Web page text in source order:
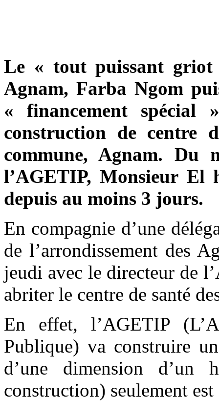
Le « tout puissant griot
Agnam, Farba Ngom
« financement
construction de centre
commune, Agnam. Du
l’AGETIP, Monsieur El
depuis au moins 3 jours.
En compagnie d’une
de l’arrondissement des
jeudi avec le directeur de
abriter le centre de santé
En effet, l’AGETIP
Publique) va construire
d’une dimension
construction) seulement